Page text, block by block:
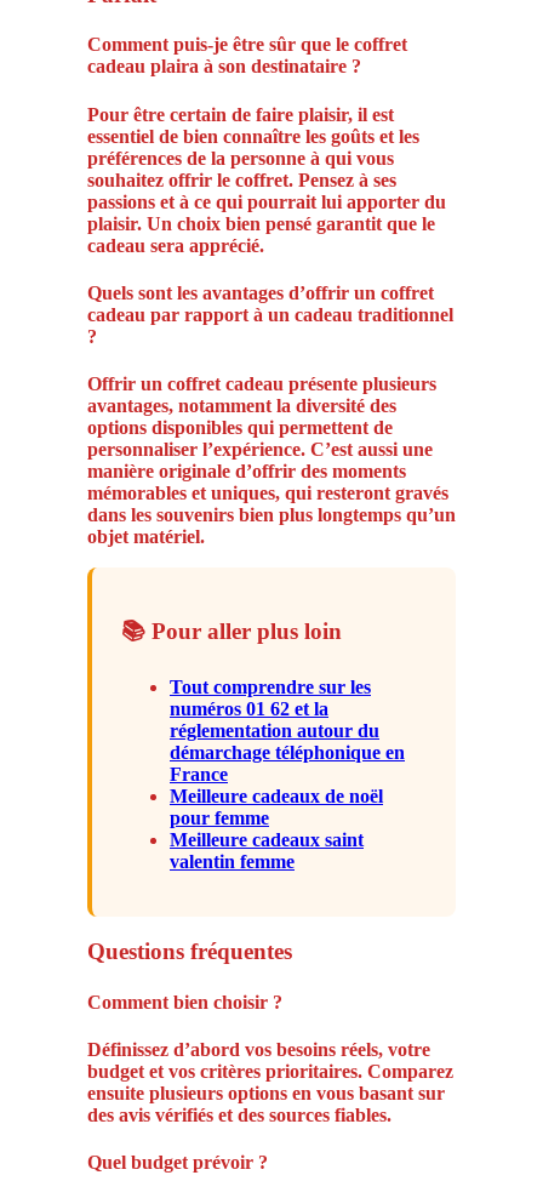
Comment puis-je être sûr que le coffret
cadeau plaira à son destinataire ?
Pour être certain de faire plaisir, il est
essentiel de bien connaître les goûts et les
préférences de la personne à qui vous
souhaitez offrir le coffret. Pensez à ses
passions et à ce qui pourrait lui apporter du
plaisir. Un choix bien pensé garantit que le
cadeau sera apprécié.
Quels sont les avantages d’offrir un coffret
cadeau par rapport à un cadeau traditionnel
?
Offrir un coffret cadeau présente plusieurs
avantages, notamment la diversité des
options disponibles qui permettent de
personnaliser l’expérience. C’est aussi une
manière originale d’offrir des moments
mémorables et uniques, qui resteront gravés
dans les souvenirs bien plus longtemps qu’un
objet matériel.
📚 Pour aller plus loin
Tout comprendre sur les
numéros 01 62 et la
réglementation autour du
démarchage téléphonique en
France
Meilleure cadeaux de noël
pour femme
Meilleure cadeaux saint
valentin femme
Questions fréquentes
Comment bien choisir ?
Définissez d’abord vos besoins réels, votre
budget et vos critères prioritaires. Comparez
ensuite plusieurs options en vous basant sur
des avis vérifiés et des sources fiables.
Quel budget prévoir ?